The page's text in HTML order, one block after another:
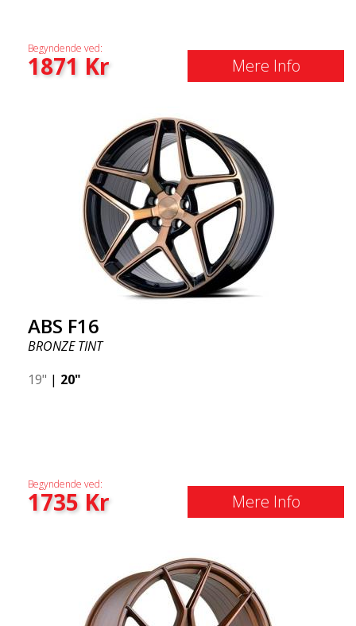
Begyndende ved:
1871 Kr Mere Info
ABS F16
BRONZE TINT
19" | 20"
Begyndende ved:
1735Kr Mere Info